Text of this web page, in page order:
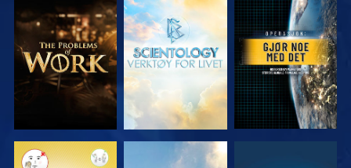
UTFORSK
SERIEN
UTFORSK
SERIEN
SE